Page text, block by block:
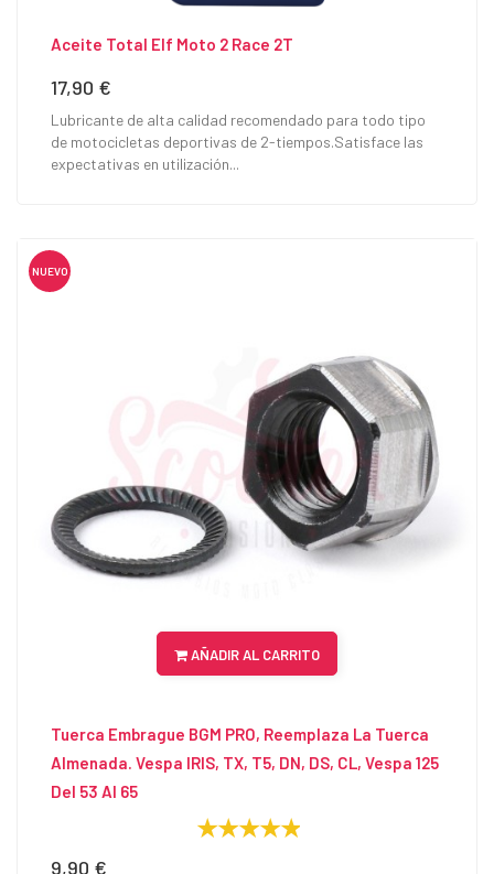
Aceite Total Elf Moto 2 Race 2T
Precio
17,90 €
Lubricante de alta calidad recomendado para todo tipo
de motocicletas deportivas de 2-tiempos.Satisface las
expectativas en utilización...
NUEVO
AÑADIR AL CARRITO
Tuerca Embrague BGM PRO, Reemplaza La Tuerca
Almenada. Vespa IRIS, TX, T5, DN, DS, CL, Vespa 125
Del 53 Al 65
Precio
9,90 €